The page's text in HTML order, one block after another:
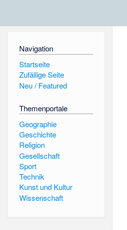
Navigation
Startseite
Zufällige Seite
Neu / Featured
Themenportale
Geographie
Geschichte
Religion
Gesellschaft
Sport
Technik
Kunst und Kultur
Wissenschaft